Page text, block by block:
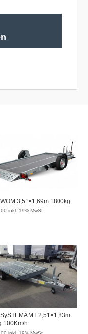
3,51×1,69m 1800kg
inkl. 19% MwSt.
MT 2,51×1,83m
100Km/h